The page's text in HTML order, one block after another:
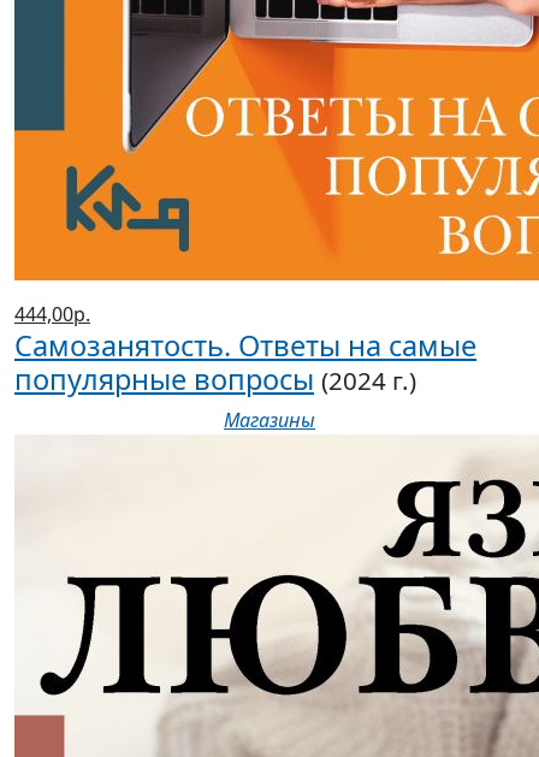
444,00р.
Самозанятость. Ответы на самые
популярные вопросы (2024 г.)
Магазины